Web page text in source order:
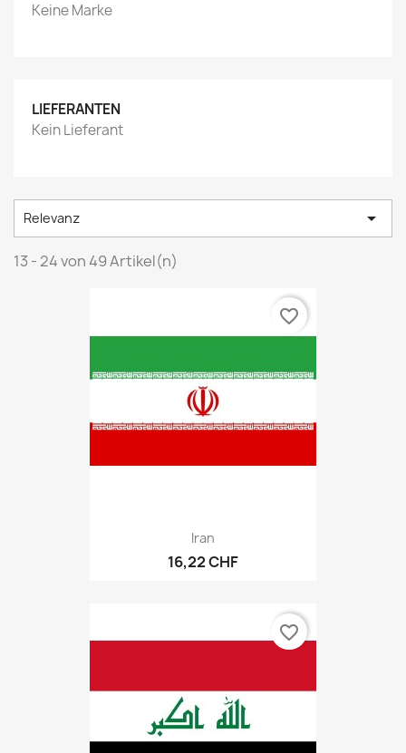
Keine Marke
LIEFERANTEN
Kein Lieferant
Relevanz 
13 - 24 von 49 Artikel(n)
Iran
16,22 CHF
favorite_border
favorite_border